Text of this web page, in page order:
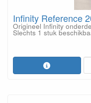
Infinity Reference
Origineel Infinity
Slechts 1 stuk